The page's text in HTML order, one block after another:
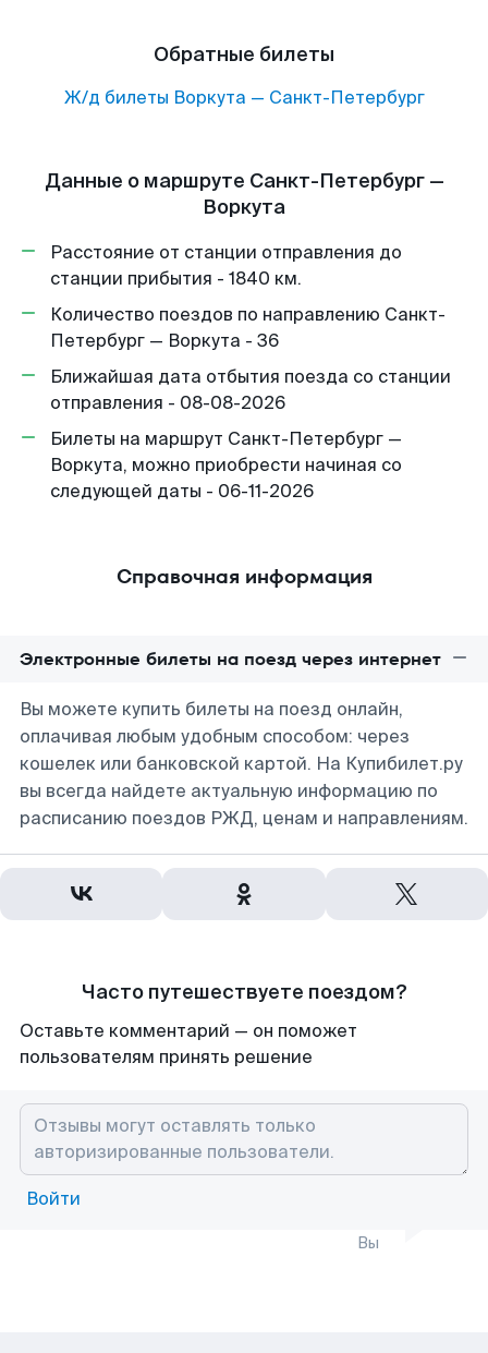
Обратные билеты
Ж/д билеты Воркута — Санкт-Петербург
Данные о маршруте Санкт-Петербург —
Воркута
Расстояние от станции отправления до
станции прибытия - 1840 км.
Количество поездов по направлению Санкт-
Петербург — Воркута - 36
Ближайшая дата отбытия поезда со станции
отправления - 08-08-2026
Билеты на маршрут Санкт-Петербург —
Воркута, можно приобрести начиная со
следующей даты - 06-11-2026
Справочная информация
Электронные билеты на поезд через интернет
Вы можете купить билеты на поезд онлайн,
оплачивая любым удобным способом: через
кошелек или банковской картой. На Купибилет.ру
вы всегда найдете актуальную информацию по
расписанию поездов РЖД, ценам и направлениям.
Часто путешествуете поездом?
Оставьте комментарий — он поможет
пользователям принять решение
Войти
Вы